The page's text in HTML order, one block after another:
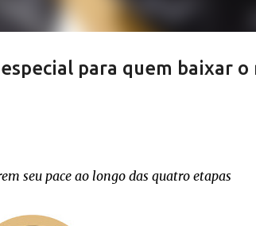
para quem baixar
seu pace ao longo das quatro etapas